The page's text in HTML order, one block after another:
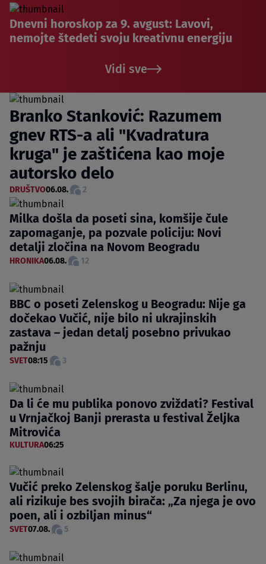
Dnevni horoskop za 9. avgust: Lavovi,
nemojte štedeti svoju kreativnu energiju
Vidi sve
Branko Stanković: Razumem
gnev RTS-a ali "Kvadratura
kruga" je zaštićena kao moje
autorsko delo
DRUŠTVO06.08. 2
Milka došla da poseti sina, komšije čule
zapomaganje, pa pozvale policiju: Novi
detalji zločina na Novom Beogradu
HRONIKA06.08. 12
BBC o poseti Zelenskog u Beogradu: Nije ga
dočekao Vučić, nije bilo ni ukrajinskih
zastava – jedan detalj posebno privukao
pažnju
SVET08:15 3
Da li će mu publika ponovo zviždati? Festival
u Vrnjačkoj Banji prerasta u festival Željka
Mitrovića
KULTURA06:25
Vučić preko Zelenskog šalje poruku Berlinu,
ali rizikuje bes svojih birača: „Za njega je ovo
poen, ali i ozbiljan minus“
SVET07.08. 5